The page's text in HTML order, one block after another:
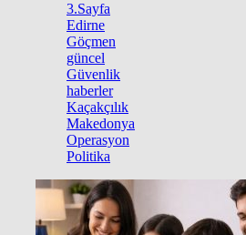
3.Sayfa
Edirne
Göçmen
güncel
Güvenlik
haberler
Kaçakçılık
Makedonya
Operasyon
Politika